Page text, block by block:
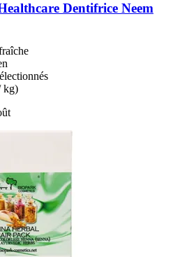
Dentifrice Neem
kg)